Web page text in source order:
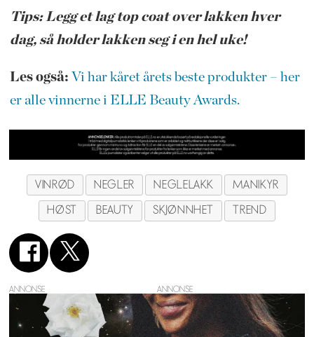
Tips: Legg et lag top coat over lakken hver
dag, så holder lakken seg i en hel uke!
Les også: Vi har kåret årets beste produkter – her
er alle vinnerne i ELLE Beauty Awards.
VINRØD NEGLER NEGLELAKK
MANIKYR
HØST
BEAUTY SKJØNNHET TREND
ANNONSE